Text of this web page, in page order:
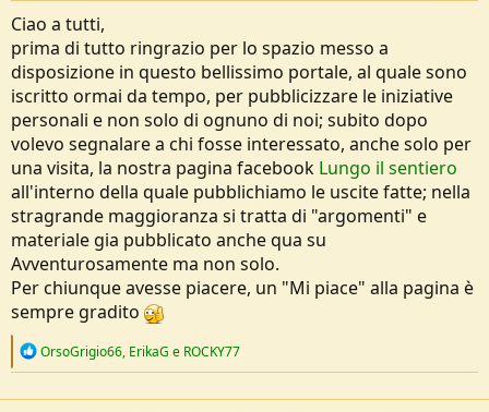
s
c
u
s
s
i
o
n
e
i
o
Ciao a tutti,
prima di tutto ringrazio per lo spazio messo a
disposizione in questo bellissimo portale, al quale sono
iscritto ormai da tempo, per pubblicizzare le iniziative
personali e non solo di ognuno di noi; subito dopo
volevo segnalare a chi fosse interessato, anche solo per
una visita, la nostra pagina facebook Lungo il sentiero
all'interno della quale pubblichiamo le uscite fatte; nella
stragrande maggioranza si tratta di "argomenti" e
materiale gia pubblicato anche qua su
Avventurosamente ma non solo.
Per chiunque avesse piacere, un "Mi piace" alla pagina è
sempre gradito
R
c
OrsoGrigio66, ErikaG e ROCKY77